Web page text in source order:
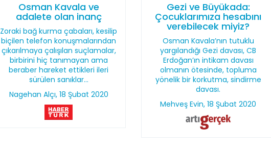
Osman Kavala ve
adalete olan inanç
Zoraki bağ kurma çabaları, kesilip
biçilen telefon konuşmalarından
çıkarılmaya çalışılan suçlamalar,
birbirini hiç tanımayan ama
beraber hareket ettikleri ileri
sürülen sanıklar...
Nagehan Alçı, 18 Şubat 2020
Gezi ve Büyükada:
Çocuklarımıza hesabını
verebilecek miyiz?
Osman Kavala’nın tutuklu
yargılandığı Gezi davası, CB
Erdoğan’ın intikam davası
olmanın ötesinde, topluma
yönelik bir korkutma, sindirme
davası.
Mehveş Evin, 18 Şubat 2020